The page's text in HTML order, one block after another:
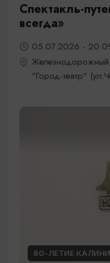
Спектакль-
всегда»
05.07.2026 -
"Город-театр"
80-ЛЕТИЕ